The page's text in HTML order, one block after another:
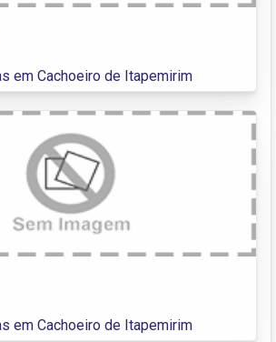
em Cachoeiro de Itapemirim
em Cachoeiro de Itapemirim